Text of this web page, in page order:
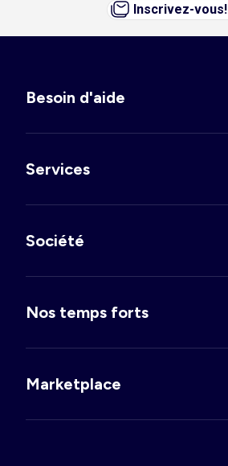
Inscrivez-vous!
Besoin d'aide
Services
Société
Nos temps forts
Marketplace